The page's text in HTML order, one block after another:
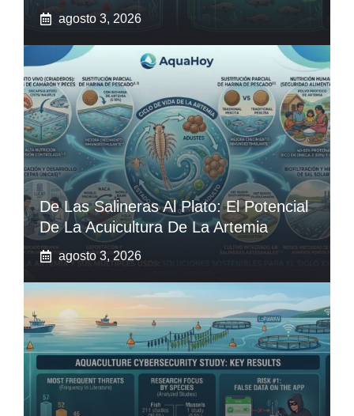
agosto 3, 2026
De Las Salineras Al Plato: El Potencial
De La Acuicultura De La Artemia
agosto 3, 2026